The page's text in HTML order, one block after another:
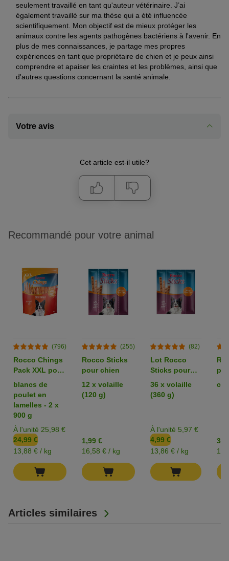
seulement travaillé en tant qu'auteur vétérinaire. J’ai
également travaillé sur ma thèse qui a été influencée
scientifiquement. Mon objectif est de mieux protéger les
animaux contre les agents pathogènes bactériens à l'avenir. En
plus de mes connaissances, je partage mes propres
expériences en tant que propriétaire de chien et je peux ainsi
comprendre et apaiser les craintes et les problèmes, ainsi que
d'autres questions concernant la santé animale.
Votre avis
Cet article est-il utile?
Articles similaires
Recommandé pour votre animal
(796)
Rocco Chings
Pack XXL pour
chien
blancs de
poulet en
lamelles - 2 x
900 g
À l'unité 25,98 €
24,99 €
13,88 € / kg
(255)
Rocco Sticks
pour chien
12 x volaille
(120 g)
1,99 €
16,58 € / kg
(82)
Lot Rocco
Sticks pour
chien
36 x volaille
(360 g)
À l'unité 5,97 €
4,99 €
13,86 € / kg